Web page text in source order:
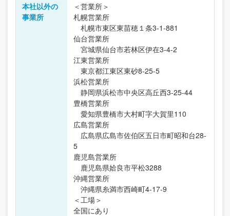
本社以外の
事業所
＜営業所＞
札幌営業所
札幌市東区東苗穂１条3-1-881
仙台営業所
宮城県仙台市若林区伊在3-4-2
江東営業所
東京都江東区東砂8-25-5
浜松営業所
静岡県浜松市中央区高丘西3-25-44
豊橋営業所
愛知県豊橋市大村町字大賀里110
広島営業所
広島県広島市佐伯区五日市町昭和台28-
5
鹿児島営業所
鹿児島県姶良市平松3288
沖縄営業所
沖縄県糸満市西崎町4-17-9
＜工場＞
全国にあり